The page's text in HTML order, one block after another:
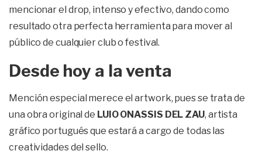
mencionar el drop, intenso y efectivo, dando como
resultado otra perfecta herramienta para mover al
público de cualquier club o festival.
Desde hoy a la venta
Mención especial merece el artwork, pues se trata de
una obra original de LUIO ONASSIS DEL ZAU, artista
gráfico portugués que estará a cargo de todas las
creatividades del sello.